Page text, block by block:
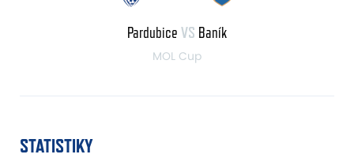
Pardubice VS Baník
MOL Cup
STATISTIKY